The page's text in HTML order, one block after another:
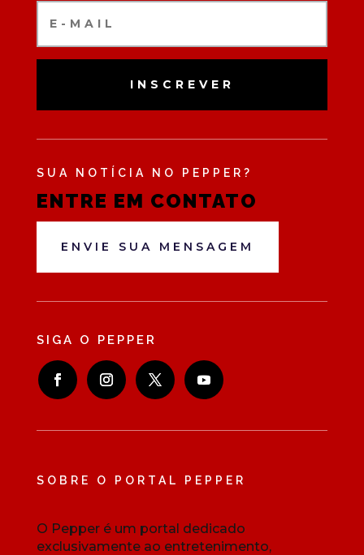
INSCREVER
SUA NOTÍCIA NO PEPPER?
ENTRE EM CONTATO
ENVIE SUA MENSAGEM
SIGA O PEPPER
SOBRE O PORTAL PEPPER
O Pepper é um portal dedicado
exclusivamente ao entretenimento,